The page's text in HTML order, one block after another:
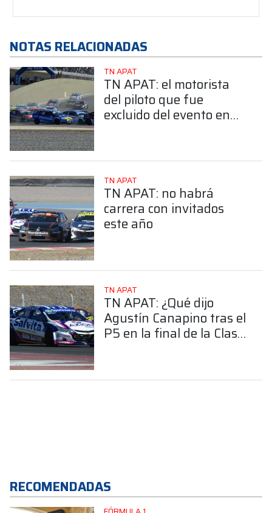
NOTAS RELACIONADAS
TN APAT
TN APAT: el motorista
del piloto que fue
excluido del evento en
TN APAT
TN APAT: no habrá
carrera con invitados
este año
TN APAT
TN APAT: ¿Qué dijo
Agustín Canapino tras el
P5 en la final de la Clase
RECOMENDADAS